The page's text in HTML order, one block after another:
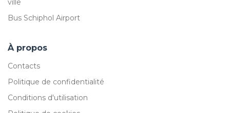
ville
Bus Schiphol Airport
À propos
Contacts
Politique de confidentialité
Conditions d'utilisation